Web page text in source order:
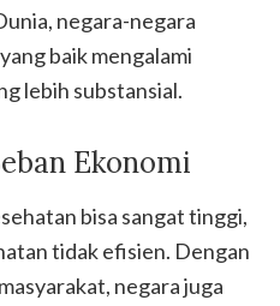
negara-negara
baik mengalami
lebih substansial.
Ekonomi
bisa sangat tinggi,
tidak efisien. Dengan
negara juga